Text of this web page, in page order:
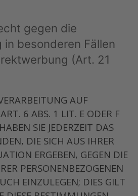
gegen die
in besonderen Fällen
(Art. 21
AUF
6 ABS. 1 LIT. E ODER F
SIE JEDERZEIT DAS
DIE SICH AUS IHRER
ERGEBEN, GEGEN DIE
PERSONENBEZOGENEN
EINZULEGEN; DIES GILT